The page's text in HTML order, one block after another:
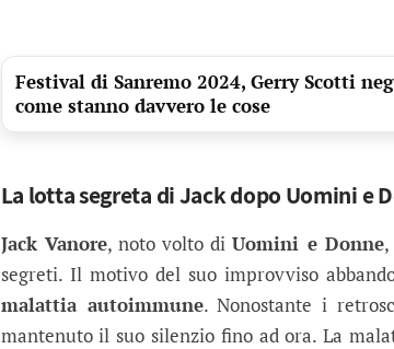
Festival di Sanremo 2024, Gerry Scotti
come stanno davvero le cose
La lotta segreta di Jack dopo Uomini e
Jack Vanore, noto volto diUomini e Donne,
segreti. Il motivo del suo improvviso
malattia autoimmune. Nonostante i
mantenuto il suo silenzio fino ad ora. La